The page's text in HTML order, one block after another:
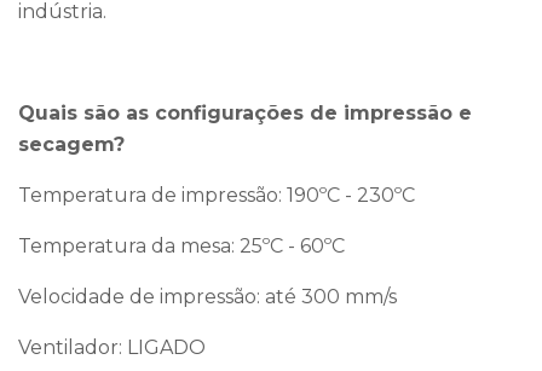
indústria.
Quais são as configurações de impressão e
secagem?
Temperatura de impressão: 190ºC - 230ºC
Temperatura da mesa: 25ºC - 60ºC
Velocidade de impressão: até 300 mm/s
Ventilador: LIGADO